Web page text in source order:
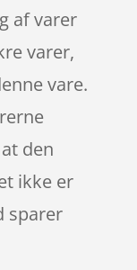
af varer
varer,
vare.
den
ikke er
sparer